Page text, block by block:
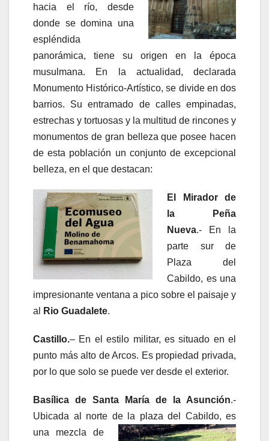
hacia el rí­o, desde
donde se domina una
espléndida
panorámica, tiene su origen en la época
musulmana. En la actualidad, declarada
Monumento Histórico-Artí­stico, se divide en dos
barrios. Su entramado de calles empinadas,
estrechas y tortuosas y la multitud de rincones y
monumentos de gran belleza que posee hacen
de esta población un conjunto de excepcional
belleza, en el que destacan:
El Mirador de
la Peña
Nueva.- En la
parte sur de
Plaza del
Cabildo, es una
impresionante ventana a pico sobre el paisaje y
al
Rio Guadalete.
Castillo.– En el estilo militar, es situado en el
punto más alto de Arcos. Es propiedad privada,
por lo que solo se puede ver desde el exterior.
Basílica de Santa María de la Asunción.-
Ubicada al norte de la plaza del Cabildo, es
una mezcla de